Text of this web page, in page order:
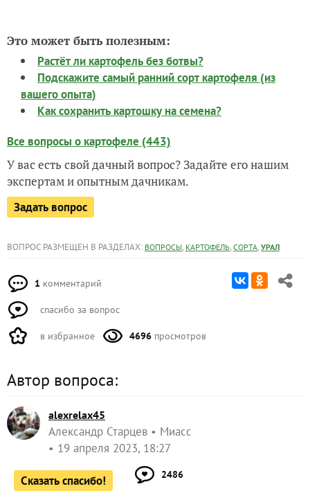
Это может быть полезным:
Растёт ли картофель без ботвы?
Подскажите самый ранний сорт картофеля (из
вашего опыта)
Как сохранить картошку на семена?
Все вопросы о картофеле (443)
У вас есть свой дачный вопрос? Задайте его нашим
экспертам и опытным дачникам.
Задать вопрос
ВОПРОС РАЗМЕЩЕН В РАЗДЕЛАХ: ВОПРОСЫ, КАРТОФЕЛЬ, СОРТА, УРАЛ
1 комментарий
спасибо за вопрос
в избранное 4696 просмотров
Автор вопроса:
alexrelax45
Александр Старцев
Миасс
19 апреля 2023, 18:27
Сказать спасибо! 2486